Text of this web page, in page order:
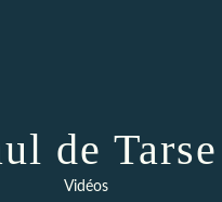
de
Vidéos